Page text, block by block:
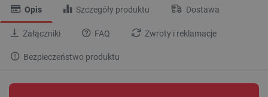
Opis Szczegóły produktu Dostawa
Załączniki FAQ Zwroty i reklamacje
Bezpieczeństwo produktu